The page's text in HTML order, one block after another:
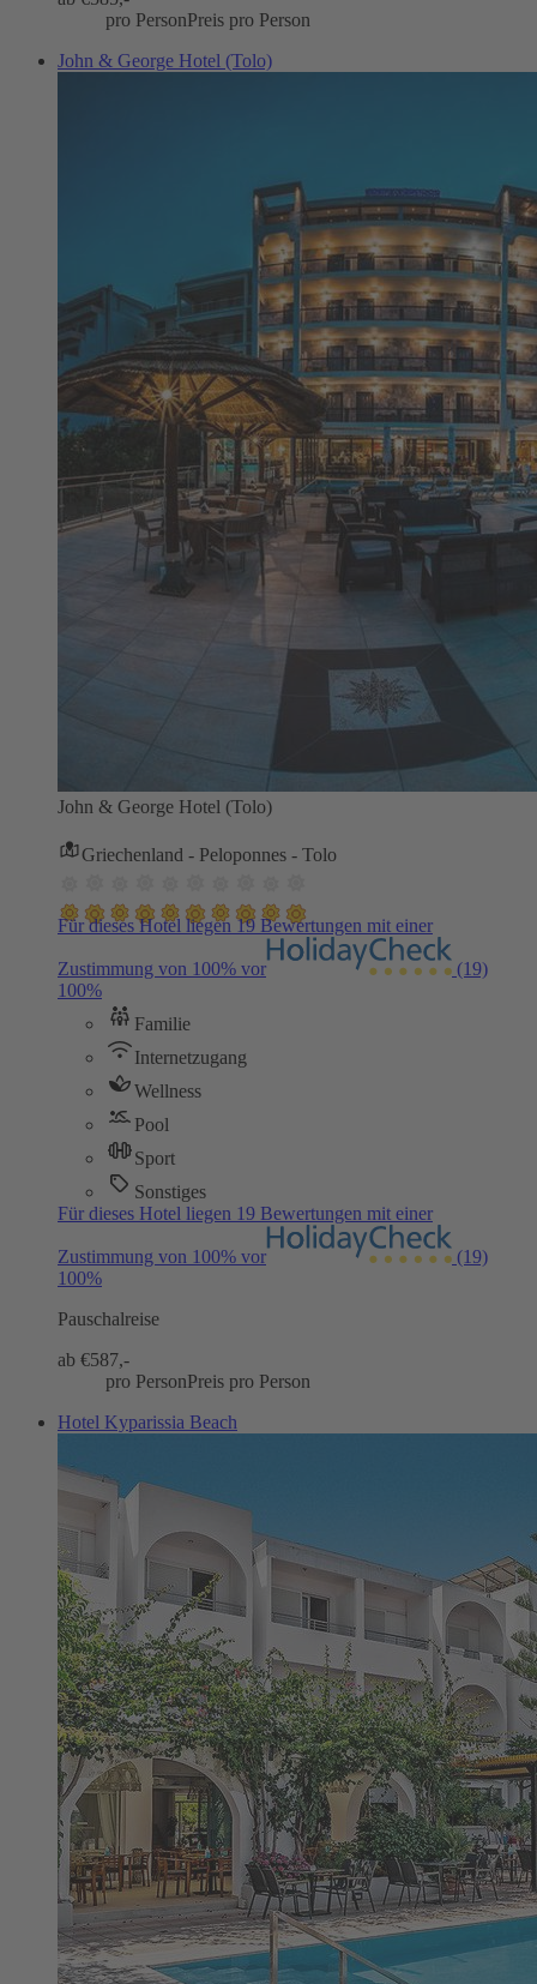
pro PersonPreis pro Person
John & George Hotel (Tolo)
John & George Hotel (Tolo)
Griechenland - Peloponnes - Tolo
Für dieses Hotel liegen 19 Bewertungen mit einer
Zustimmung von 100% vor
(19)
100%
Familie
Internetzugang
Wellness
Pool
Sport
Sonstiges
Für dieses Hotel liegen 19 Bewertungen mit einer
Zustimmung von 100% vor
(19)
100%
Pauschalreise
ab €587,-
pro PersonPreis pro Person
Hotel Kyparissia Beach